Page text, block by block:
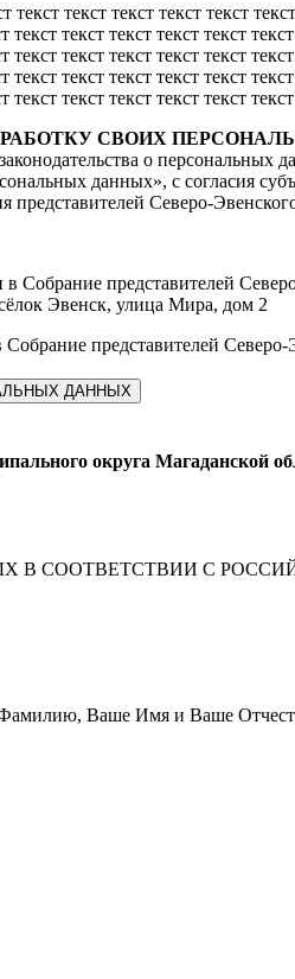
текст текст текст текст текст
текст текст текст текст
текст текст текст текст
текст текст текст текст
текст текст текст текст
СВОИХ
о персональных
данных», с согласия
Северо-
представителей
Эвенск, улица Мира, дом 2
представителей
ДАННЫХ
округа Магаданской
В СООТВЕТСТВИИ С
Ваше Имя и Ваше